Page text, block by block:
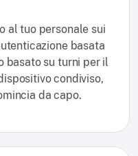
al tuo personale sui
basata
basato su turni per il
condiviso,
da capo.